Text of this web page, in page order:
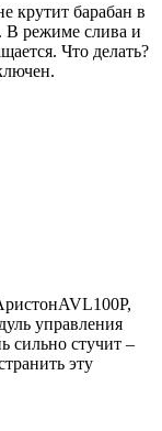
крутит барабан в
В режиме слива и
Что делать?
управления
сильно стучит –
эту